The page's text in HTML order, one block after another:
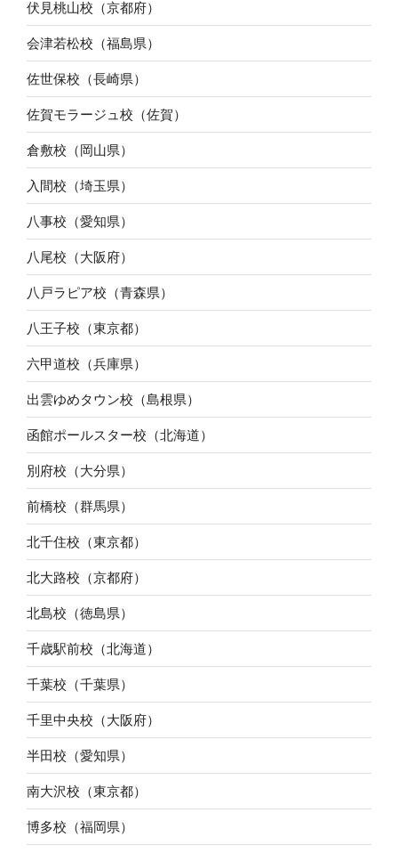
伏見桃山校（京都府）
会津若松校（福島県）
佐世保校（長崎県）
佐賀モラージュ校（佐賀）
倉敷校（岡山県）
入間校（埼玉県）
八事校（愛知県）
八尾校（大阪府）
八戸ラピア校（青森県）
八王子校（東京都）
六甲道校（兵庫県）
出雲ゆめタウン校（島根県）
函館ポールスター校（北海道）
別府校（大分県）
前橋校（群馬県）
北千住校（東京都）
北大路校（京都府）
北島校（徳島県）
千歳駅前校（北海道）
千葉校（千葉県）
千里中央校（大阪府）
半田校（愛知県）
南大沢校（東京都）
博多校（福岡県）